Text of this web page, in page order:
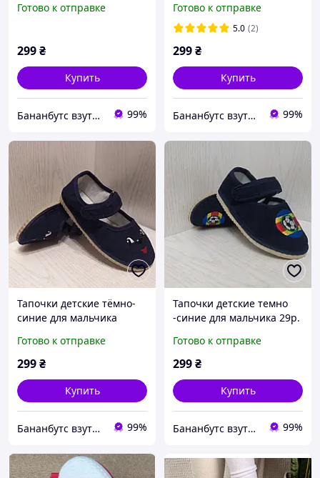
25р. 26р. 27р. 28р. 29р.
Готово к отправке
299₴
Купить
Бананбутс взуття сумки рюкзаки аксесуари 99%
29р. 30р. 31р. 32р.
Готово к отправке
5.0 (2)
299₴
Купить
Бананбутс взуття сумки рюкзаки аксесуари 99%
Тапочки детские тёмно-
синие для мальчика
Готово к отправке
299₴
Купить
Бананбутс взуття сумки рюкзаки аксесуари 99%
Тапочки детские темно
-синие для мальчика 29р.
Готово к отправке
299₴
Купить
Бананбутс взуття сумки рюкзаки аксесуари 99%